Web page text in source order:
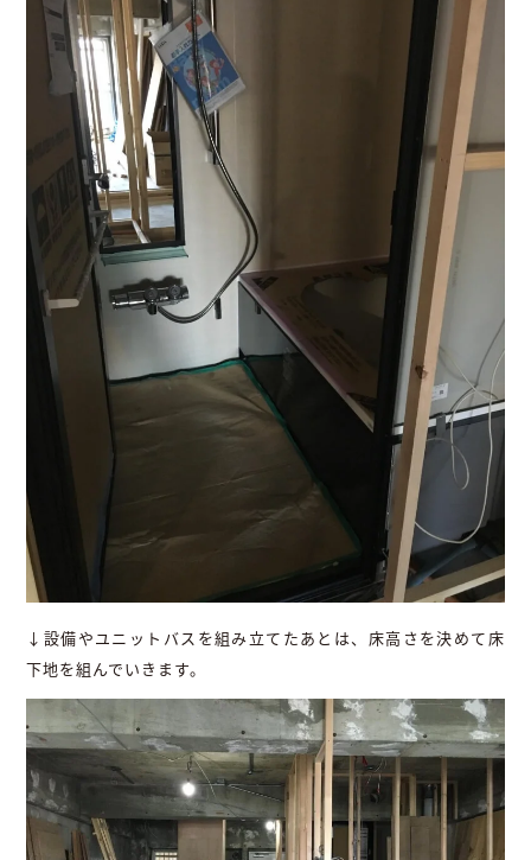
↓設備やユニットバスを組み立てたあとは、床高さを決めて床
下地を組んでいきます。